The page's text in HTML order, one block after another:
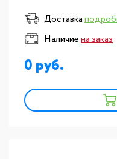
Доставка
Наличиена заказ
0